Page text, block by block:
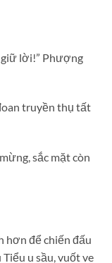
giữ lời!” Phượng
truyền thụ tất
sắc mặt còn
hơn để chiến đấu
Tiểu u sầu, vuốt ve